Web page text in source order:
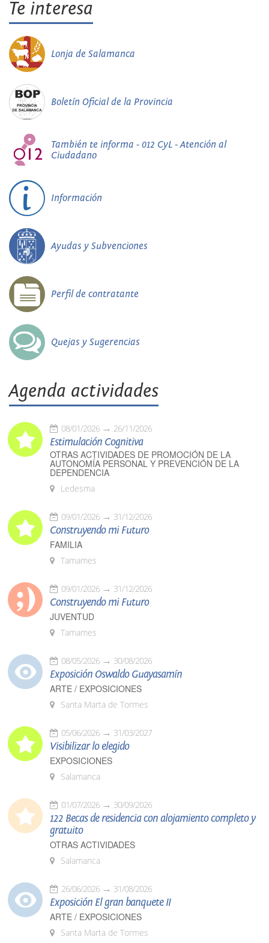
Te interesa
Lonja de Salamanca
Boletín Oficial de la Provincia
También te informa - 012 CyL - Atención al
Ciudadano
Información
Ayudas y Subvenciones
Perfil de contratante
Quejas y Sugerencias
Agenda actividades
08/01/2026 26/11/2026
Estimulación Cognitiva
OTRAS ACTIVIDADES DE PROMOCIÓN DE LA
AUTONOMÍA PERSONAL Y PREVENCIÓN DE LA
DEPENDENCIA
Ledesma
09/01/2026 31/12/2026
Construyendo mi Futuro
FAMILIA
Tamames
09/01/2026 31/12/2026
Construyendo mi Futuro
JUVENTUD
Tamames
08/05/2026 30/08/2026
Exposición Oswaldo Guayasamín
ARTE / EXPOSICIONES
Santa Marta de Tormes
05/06/2026 31/03/2027
Visibilizar lo elegido
EXPOSICIONES
Salamanca
01/07/2026 30/09/2026
122 Becas de residencia con alojamiento completo y
gratuito
OTRAS ACTIVIDADES
Salamanca
26/06/2026 31/08/2026
Exposición El gran banquete II
ARTE / EXPOSICIONES
Santa Marta de Tormes